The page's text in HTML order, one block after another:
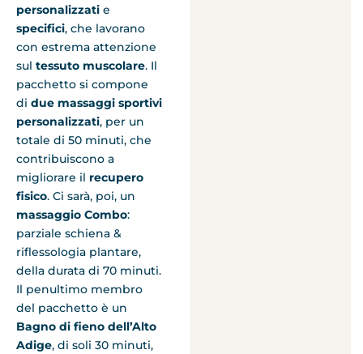
personalizzati e
specifici, che lavorano
con estrema attenzione
sul tessuto muscolare. Il
pacchetto si compone
di due massaggi sportivi
personalizzati, per un
totale di 50 minuti, che
contribuiscono a
migliorare il recupero
fisico. Ci sarà, poi, un
massaggio Combo:
parziale schiena &
riflessologia plantare,
della durata di 70 minuti.
Il penultimo membro
del pacchetto è un
Bagno di fieno dell’Alto
Adige, di soli 30 minuti,